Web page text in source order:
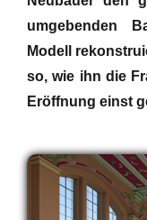
umgebenden
Modell
so, wie ihn die
Eröffnung einst